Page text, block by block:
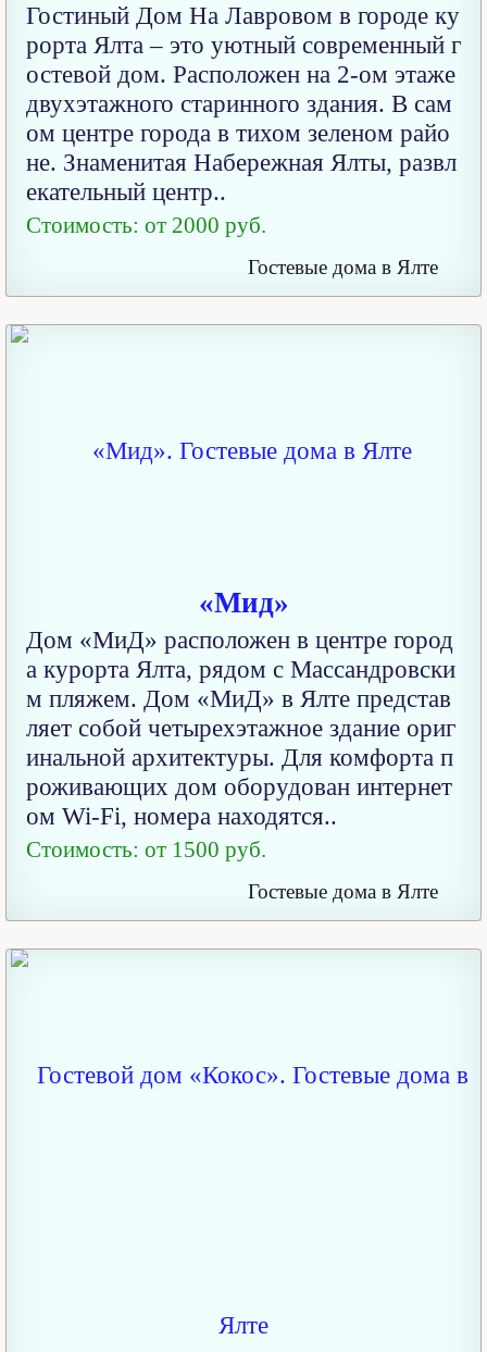
Гостиный Дом На Лавровом в городе ку
рорта Ялта – это уютный современный г
остевой дом. Расположен на 2-ом этаже
двухэтажного старинного здания. В сам
ом центре города в тихом зеленом райо
не. Знаменитая Набережная Ялты, развл
екательный центр..
Стоимость: от 2000 руб.
Гостевые дома в Ялте
«Мид»
Дом «МиД» расположен в центре город
а курорта Ялта, рядом с Массандровски
м пляжем. Дом «МиД» в Ялте представ
ляет собой четырехэтажное здание ориг
инальной архитектуры. Для комфорта п
роживающих дом оборудован интернет
ом Wi-Fi, номера находятся..
Стоимость: от 1500 руб.
Гостевые дома в Ялте